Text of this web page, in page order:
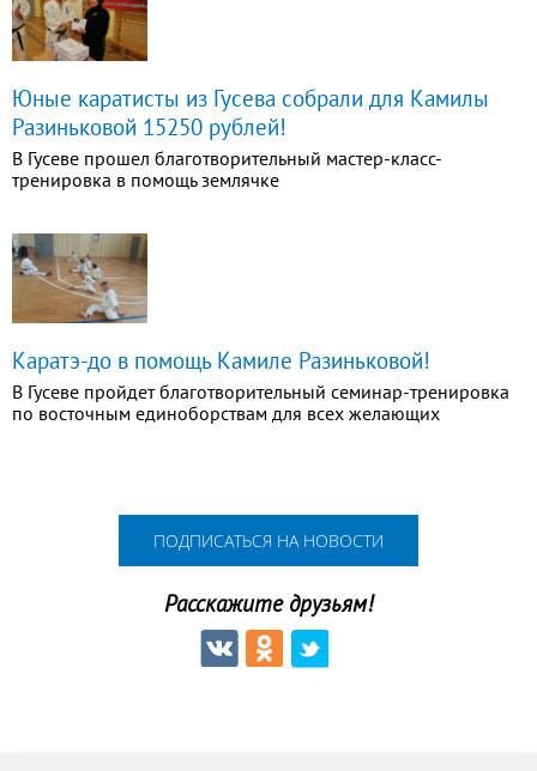
Юные каратисты из Гусева собрали для Камилы
Разиньковой 15250 рублей!
В Гусеве прошел благотворительный мастер-класс-
тренировка в помощь землячке
Каратэ-до в помощь Камиле Разиньковой!
В Гусеве пройдет благотворительный семинар-тренировка
по восточным единоборствам для всех желающих
ПОДПИСАТЬСЯ НА НОВОСТИ
Расскажите друзьям!